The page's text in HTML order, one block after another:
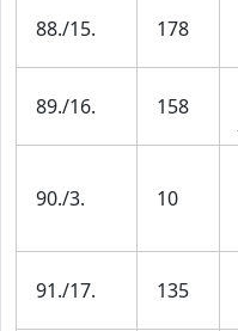
88./15. 178
89./16. 158
90./3. 10
91./17. 135